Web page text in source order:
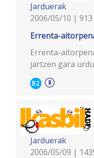
Jarduerak
2006/05/10 |
Errenta-
Errenta-
jartzen gara
B2
Jarduerak
2006/05/09 |